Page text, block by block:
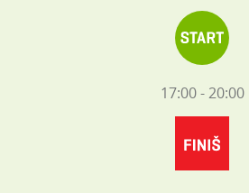
17:00 - 20:00